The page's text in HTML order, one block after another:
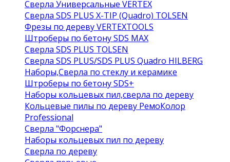
Сверла Универсальные VERTEX
Сверла SDS PLUS X-TIP (Quadro) TOLSEN
Фрезы по дереву VERTEXTOOLS
Штроберы по бетону SDS MAX
Сверла SDS PLUS TOLSEN
Сверла SDS PLUS/SDS PLUS Quadro HILBERG
Наборы,Сверла по стеклу и керамике
Штроберы по бетону SDS+
Наборы кольцевых пил,сверла по дереву
Кольцевые пилы по дереву РемоКолор
Professional
Сверла "Форснера"
Наборы кольцевых пил по дереву
Сверла по дереву